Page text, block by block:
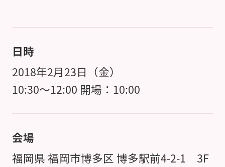
日時
2018年2月23日（金）
10:30～12:00 開場：10:00
会場
福岡県 福岡市博多区 博多駅前4-2-1 3F